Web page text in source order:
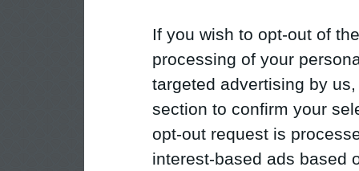
If you wish to opt-out of
processing of your
targeted advertising by
section to confirm your
opt-out request is
interest-based ads based